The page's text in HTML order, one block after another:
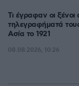
Τι έγραφαν οι ξένοι
τηλεγραφήματά
Ασία το 1921
08.08.2026, 10:26